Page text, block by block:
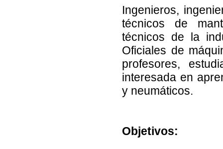
Ingenieros,
técnicos de
técnicos de la
Oficiales de
profesores,
interesada en
y neumáticos.
Objetivos: